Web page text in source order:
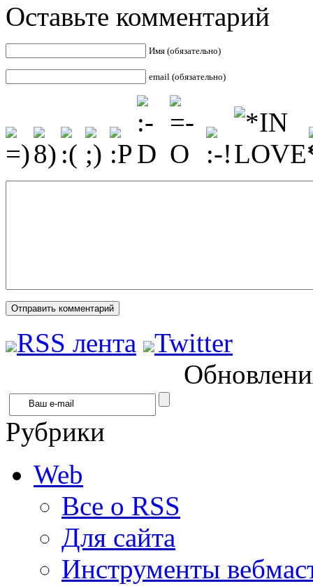
Оставьте комментарий
Имя (обязательно)
email (обязательно)
RSS лента
Twitter
Рубрики
Web
Все о RSS
Для сайта
Инструменты